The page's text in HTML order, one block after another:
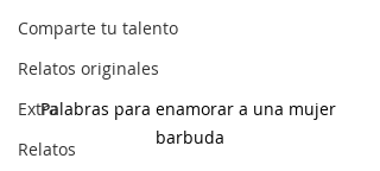
Comparte tu talento
Relatos originales
Extra
Relatos
Palabras para enamorar a una mujer
barbuda